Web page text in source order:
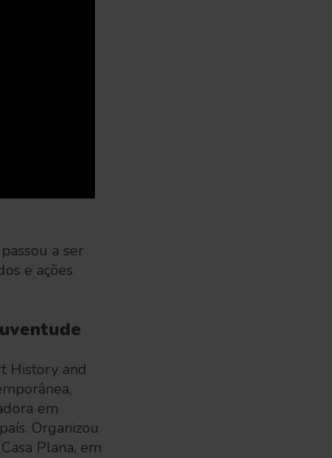
a ser
e ações
History and
em
Organizou
Plana, em